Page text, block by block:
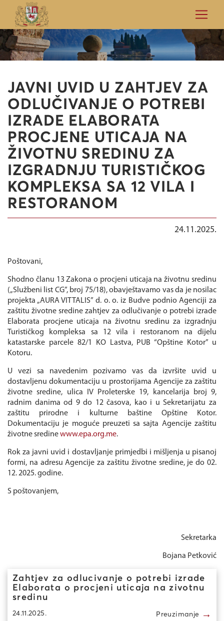
JAVNI UVID U ZAHTJEV ZA
ODLUČIVANJE O POTREBI
IZRADE ELABORATA
PROCJENE UTICAJA NA
ŽIVOTNU SREDINU ZA
IZGRADNJU TURISTIČKOG
KOMPLEKSA SA 12 VILA I
RESTORANOM
24.11.2025.
Poštovani,
Shodno članu 13 Zakona o procjeni uticaja na životnu sredinu
(„Službeni list CG”, broj 75/18), obavještavamo vas da je nosilac
projekta „AURA VITTALIS” d. o. o. iz Budve podnio Agenciji za
zaštitu životne sredine zahtjev za odlučivanje o potrebi izrade
Elaborata procjene uticaja na životnu sredinu za izgradnju
Turističkog kompleksa sa 12 vila i restoranom na dijelu
katastarske parcele 82/1 KO Lastva, PUB “Opštine Kotor” u
Kotoru.
U vezi sa navedenim pozivamo vas da izvršite uvid u
dostavljenu dokumentaciju u prostorijama Agencije za zaštitu
životne sredine, ulica IV Proleterske 19, kancelarija broj 9,
radnim danima od 9 do 12 časova, kao i u Sekretarijatu za
zaštitu prirodne i kulturne baštine Opštine Kotor.
Dokumentaciju je moguće preuzeti sa sajta Agencije zaštitu
životne sredinewww.epa.org.me.
Rok za javni uvid i dostavljanje primjedbi i mišljenja u pisanoj
formi, na adresu Agencije za zaštitu životne sredine, je do 02.
12. 2025. godine.
S poštovanjem,
Sekretarka
Bojana Petković
Zahtjev za odlucivanje o potrebi izrade
Elaborata o procjeni uticaja na zivotnu
sredinu
24.11.2025. Preuzimanje →